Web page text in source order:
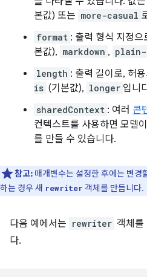
본값) 또는 more-casual
format : 출력 형식 지정으
본값), markdown ,
length : 출력 길이로, 허
is (기본값), longer 입니
sharedContext : 여러 콘
컨텍스트를 사용하면 모델
를 만들 수 있습니다.
참고: 매개변수는 설정한 후에는 변경
하는 경우 새 rewriter 객체를 만듭니다.
다음 예에서는 rewriter 객체를
다.